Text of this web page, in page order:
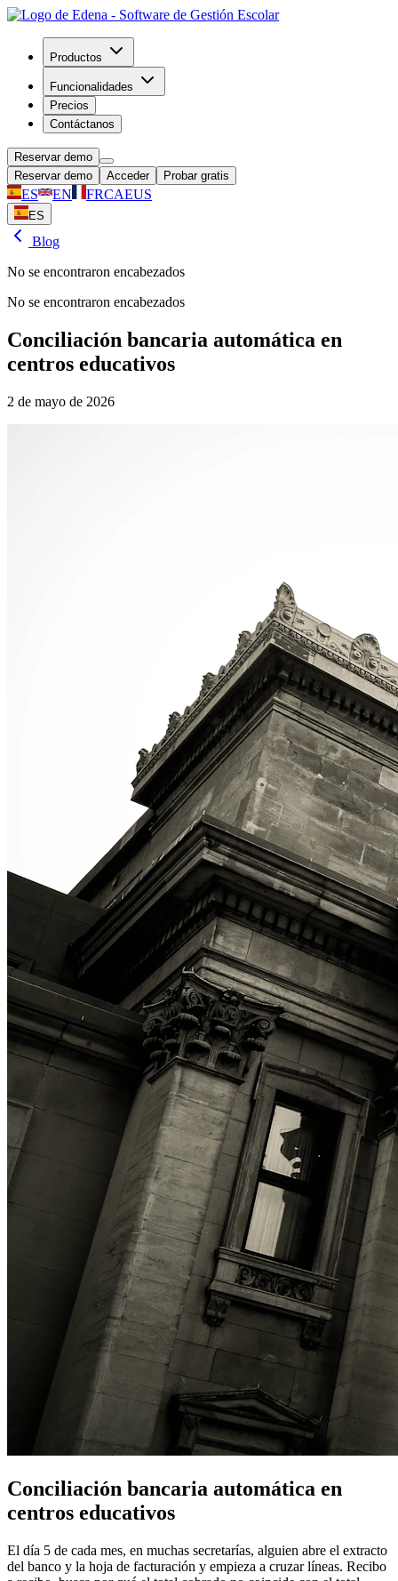
Productos
Funcionalidades
Precios
Contáctanos
Reservar demo
Reservar demo
Acceder Probar gratis
ES EN FRCAEUS
ES
Blog
No se encontraron encabezados
No se encontraron encabezados
Conciliación bancaria automática en
centros educativos
2 de mayo de 2026
Conciliación bancaria automática en
centros educativos
El día 5 de cada mes, en muchas secretarías, alguien abre el extracto
del banco y la hoja de facturación y empieza a cruzar líneas. Recibo